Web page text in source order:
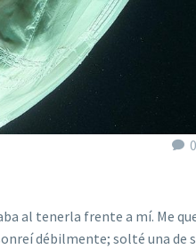
0
al tenerla frente a mí. Me
débilmente; solté una de